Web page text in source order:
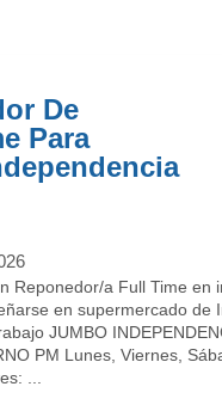
De
Para
Reponedor/a Full Time en
en supermercado de
JUMBO
PM Lunes, Viernes,
...